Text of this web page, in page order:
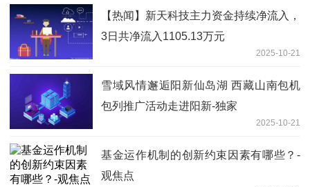
【热闻】新天科技主力资金持续净流入，
3日共净流入1105.13万元
2025-10-21
雪域风情邂逅阳新仙岛湖 西藏山南包机
包列推广活动走进阳新-独家
2025-10-21
基金运作机制的创新约束因素有哪些？-
观焦点